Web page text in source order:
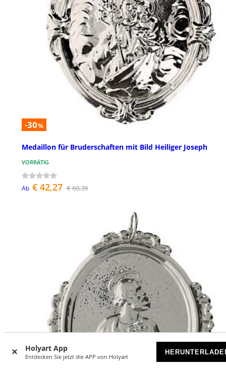
Holyart App
Entdecken Sie jetzt die APP von Holyart
-30%
Medaillon für Bruderschaften mit Bild Heiliger Joseph
VORRÄTIG
Ab € 42,27 € 60,39